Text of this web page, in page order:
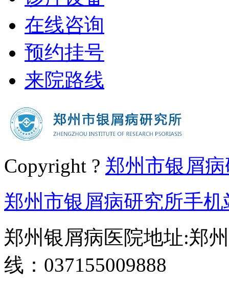
在线咨询
预约挂号
来院路线
Copyright ? 郑州市银屑
郑州市银屑病研究所手机
郑州银屑病医院地址:郑
线：037155009888